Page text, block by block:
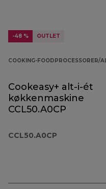
-48 % OUTLET
COOKING-FOODPROCESSORER/
Cookeasy+ alt-i-ét
køkkenmaskine
CCL50.A0CP
CCL50.A0CP